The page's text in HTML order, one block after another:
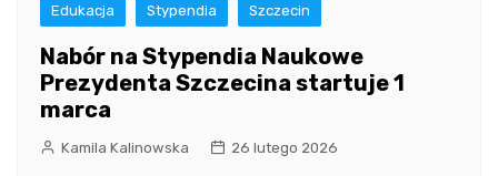
Edukacja Stypendia Szczecin
Nabór na Stypendia Naukowe
Prezydenta Szczecina startuje 1
marca
Kamila Kalinowska 26 lutego 2026